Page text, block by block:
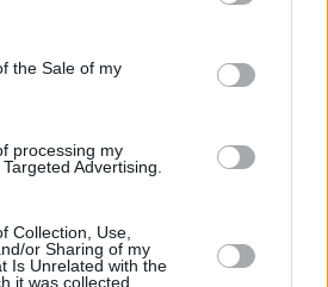
Google and its third-party tags to
specified purposes in below Google
the Sale of my
processing my
Advertising.
Collection, Use,
or Sharing of my
Is Unrelated with the
it was collected.
προορισμοί στον κόσμο για
σύνταξη, ανάμεσά τους και
Ελλάδας